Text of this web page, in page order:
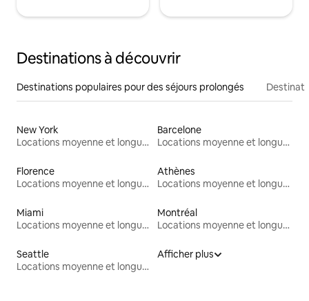
Destinations à découvrir
Destinations populaires pour des séjours prolongés
New York
Locations moyenne et longue durée
Barcelone
Locations moyenne et longue durée
Florence
Locations moyenne et longue durée
Athènes
Locations moyenne et longue durée
Miami
Locations moyenne et longue durée
Montréal
Locations moyenne et longue durée
Seattle
Locations moyenne et longue durée
Afficher plus